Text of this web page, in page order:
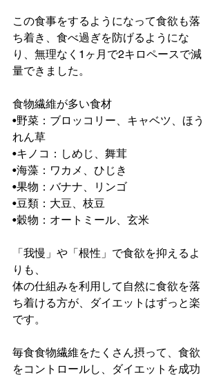
この食事をするようになって食欲も落
ち着き、食べ過ぎを防げるようにな
り、無理なく1ヶ月で2キロペースで減
量できました。
食物繊維が多い食材
•野菜：ブロッコリー、キャベツ、ほう
れん草
•キノコ：しめじ、舞茸
•海藻：ワカメ、ひじき
•果物：バナナ、リンゴ
•豆類：大豆、枝豆
•穀物：オートミール、玄米
「我慢」や「根性」で食欲を抑えるよ
りも、
体の仕組みを利用して自然に食欲を落
ち着ける方が、ダイエットはずっと楽
です。
毎食食物繊維をたくさん摂って、食欲
をコントロールし、ダイエットを成功